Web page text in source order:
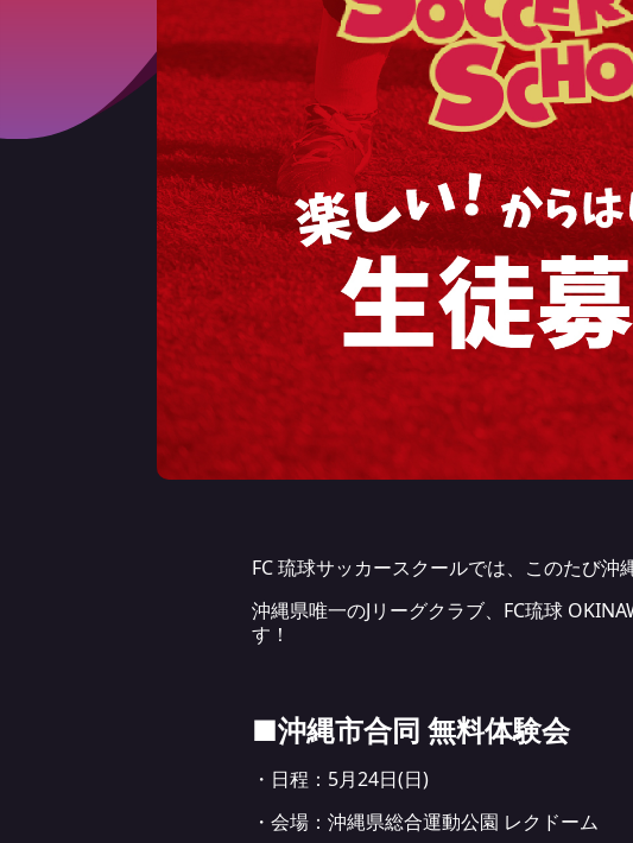
FC 琉球サッカースクールでは、このたび沖
沖縄県唯一のJリーグクラブ、FC琉球
す！
■沖縄市合同 無料体験会
・日程：5月24日(日)
・会場：沖縄県総合運動公園 レクドーム